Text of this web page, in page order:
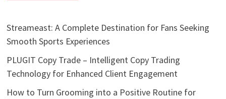
Streameast: A Complete Destination for Fans Seeking
Smooth Sports Experiences
PLUGIT Copy Trade – Intelligent Copy Trading
Technology for Enhanced Client Engagement
How to Turn Grooming into a Positive Routine for